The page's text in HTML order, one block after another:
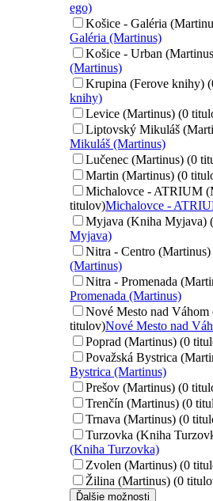
ego)
Košice - Galéria
Galéria (Martinus)
Košice - Urban
(Martinus)
Krupina (Ferove knihy)
knihy)
Levice (Martinus) (0
Liptovský Mikuláš
Mikuláš (Martinus)
Lučenec (Martinus) (0
Martin (Martinus) (0
Michalovce - ATRIUM
titulov)Michalovce -
Myjava (Kniha Myjava)
Myjava)
Nitra - Centro
(Martinus)
Nitra - Promenada
Promenada (Martinus)
Nové Mesto nad
titulov)Nové Mesto nad
Poprad (Martinus) (0
Považská Bystrica
Bystrica (Martinus)
Prešov (Martinus) (0
Trenčín (Martinus) (0
Trnava (Martinus) (0
Turzovka (Kniha
(Kniha Turzovka)
Zvolen (Martinus) (0
Žilina (Martinus) (0
Ďalšie možnosti